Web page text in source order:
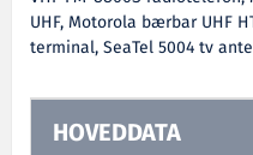
UHF, Motorola bærbar UHF
terminal, SeaTel 5004 tv
HOVEDDATA